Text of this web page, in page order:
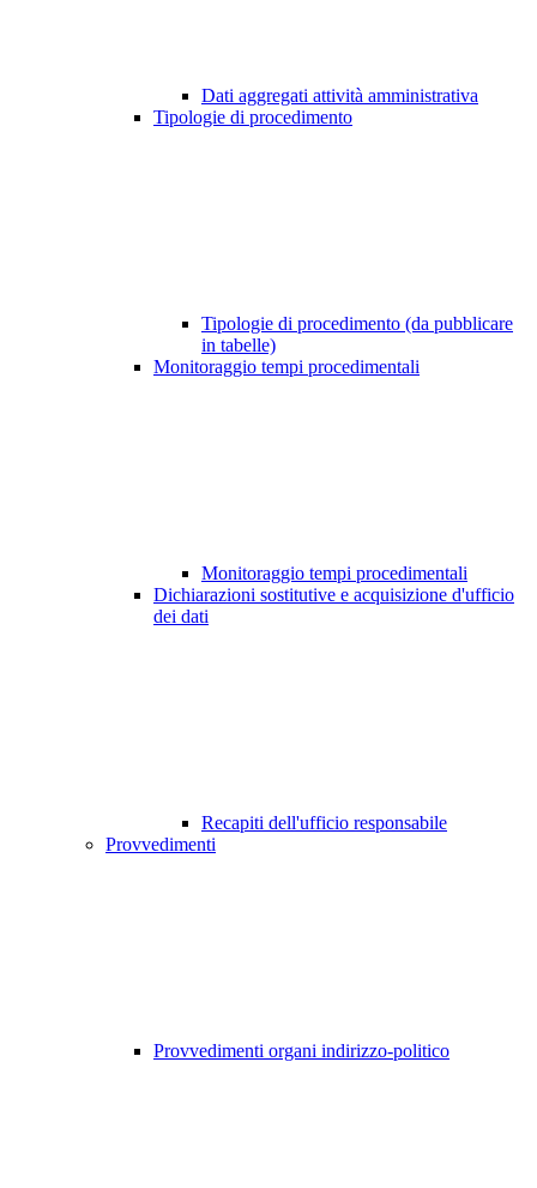
Dati aggregati attività amministrativa
Tipologie di procedimento
Tipologie di procedimento (da pubblicare
in tabelle)
Monitoraggio tempi procedimentali
Monitoraggio tempi procedimentali
Dichiarazioni sostitutive e acquisizione d'ufficio
dei dati
Recapiti dell'ufficio responsabile
Provvedimenti
Provvedimenti organi indirizzo-politico